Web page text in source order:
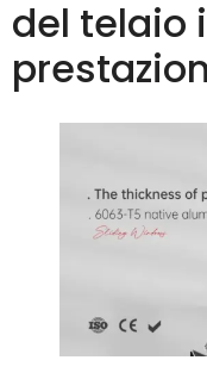
del telaio